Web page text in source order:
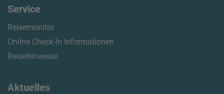
Service
Reisemonitor
Online Check-In Informationen
Reisehinweise
Aktuelles